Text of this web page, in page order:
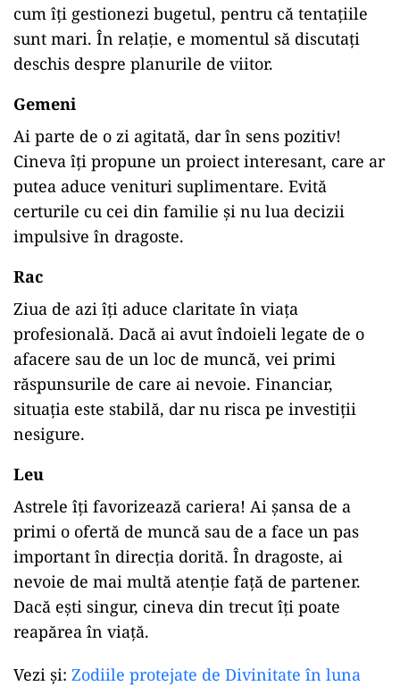
cum îți gestionezi bugetul, pentru că tentațiile
sunt mari. În relație, e momentul să discutați
deschis despre planurile de viitor.
Gemeni
Ai parte de o zi agitată, dar în sens pozitiv!
Cineva îți propune un proiect interesant, care ar
putea aduce venituri suplimentare. Evită
certurile cu cei din familie și nu lua decizii
impulsive în dragoste.
Rac
Ziua de azi îți aduce claritate în viața
profesională. Dacă ai avut îndoieli legate de o
afacere sau de un loc de muncă, vei primi
răspunsurile de care ai nevoie. Financiar,
situația este stabilă, dar nu risca pe investiții
nesigure.
Leu
Astrele îți favorizează cariera! Ai șansa de a
primi o ofertă de muncă sau de a face un pas
important în direcția dorită. În dragoste, ai
nevoie de mai multă atenție față de partener.
Dacă ești singur, cineva din trecut îți poate
reapărea în viață.
Vezi și: Zodiile protejate de Divinitate în luna